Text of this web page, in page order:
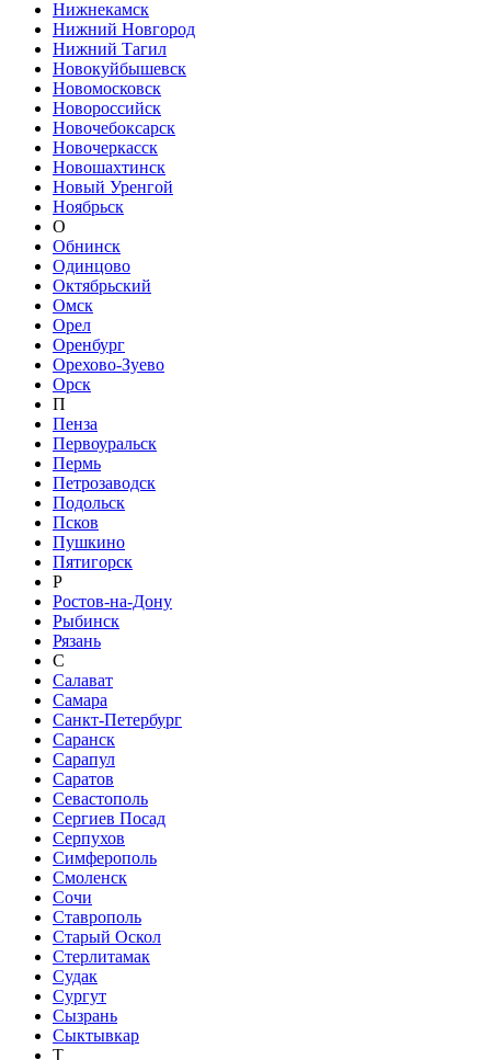
Нижнекамск
Нижний Новгород
Нижний Тагил
Новокуйбышевск
Новомосковск
Новороссийск
Новочебоксарск
Новочеркасск
Новошахтинск
Новый Уренгой
Ноябрьск
О
Обнинск
Одинцово
Октябрьский
Омск
Орел
Оренбург
Орехово-Зуево
Орск
П
Пенза
Первоуральск
Пермь
Петрозаводск
Подольск
Псков
Пушкино
Пятигорск
Р
Ростов-на-Дону
Рыбинск
Рязань
С
Салават
Самара
Санкт-Петербург
Саранск
Сарапул
Саратов
Севастополь
Сергиев Посад
Серпухов
Симферополь
Смоленск
Сочи
Ставрополь
Старый Оскол
Стерлитамак
Судак
Сургут
Сызрань
Сыктывкар
Т